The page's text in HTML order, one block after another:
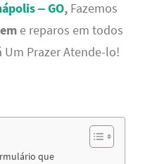
– GO,Fazemos
e reparos em todos
Um Prazer Atende-lo!
que